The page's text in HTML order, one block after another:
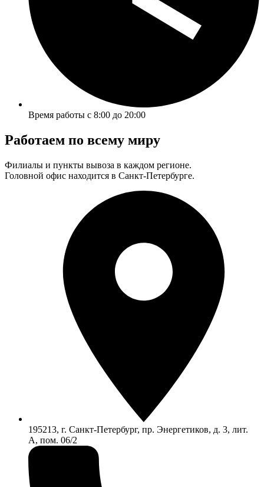
Время работы с 8:00 до 20:00
Работаем по всему миру
Филиалы и пункты вывоза в каждом регионе.
Головной офис находится в Санкт-Петербурге.
195213, г. Санкт-Петербург, пр. Энергетиков, д. 3, лит.
А, пом. 06/2